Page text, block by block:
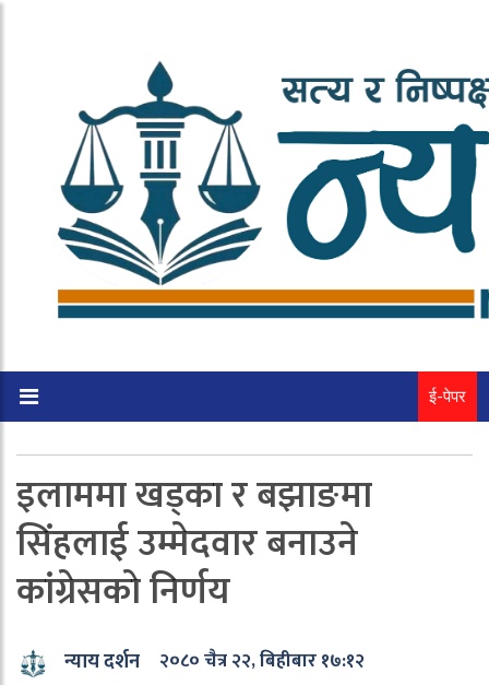
ई-पेपर
इलाममा खड्का र बझाङमा
सिंहलाई उम्मेदवार बनाउने
कांग्रेसकाे निर्णय
न्याय दर्शन २०८० चैत्र २२, बिहीबार १७:१२